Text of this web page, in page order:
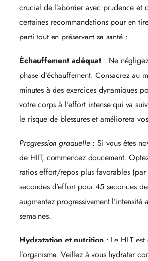
crucial de l’aborder avec prudence et
certaines recommandations pour en
parti tout en préservant sa santé :
Échauffement adéquat : Ne
phase d’échauffement. Consacrez au
minutes à des exercices dynamiques
votre corps à l’effort intense qui va
le risque de blessures et améliorera
Progression graduelle : Si vous êtes
de HIIT, commencez doucement.
ratios effort/repos plus favorables (par
secondes d’effort pour 45 secondes
augmentez progressivement l’intensité
semaines.
Hydratation et nutrition : Le HIIT
l’organisme. Veillez à vous hydrater